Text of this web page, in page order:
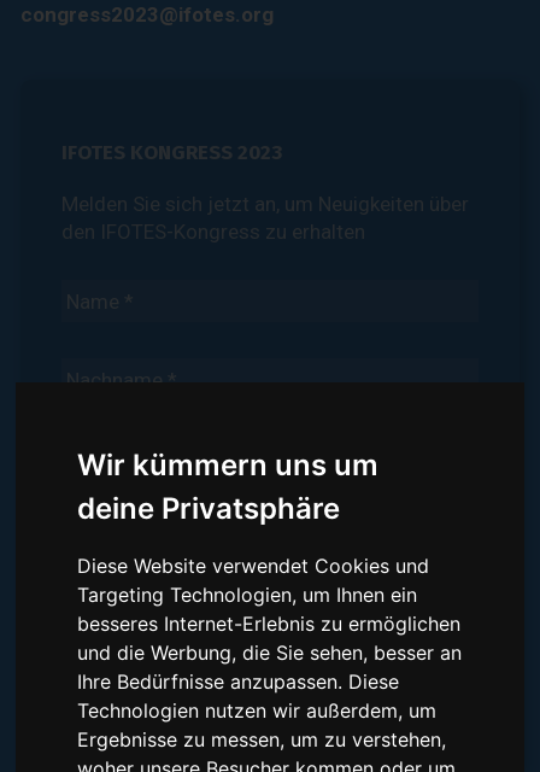
Wir kümmern uns um
deine Privatsphäre
Diese Website verwendet Cookies und
Targeting Technologien, um Ihnen ein
besseres Internet-Erlebnis zu ermöglichen
und die Werbung, die Sie sehen, besser an
Ihre Bedürfnisse anzupassen. Diese
Technologien nutzen wir außerdem, um
Ergebnisse zu messen, um zu verstehen,
congress2023@ifotes.org
IFOTES KONGRESS 2023
Melden Sie sich jetzt an, um Neuigkeiten über
den IFOTES-Kongress zu erhalten
I have read and understood the Datenschutzerklärung
gelesennd stimme der Verwendung der angegebenen
personenbezogenen Daten zu.
UNTERSCHRIFT